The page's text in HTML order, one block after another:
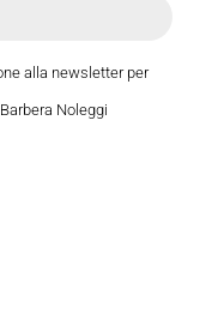
alla newsletter per
Noleggi